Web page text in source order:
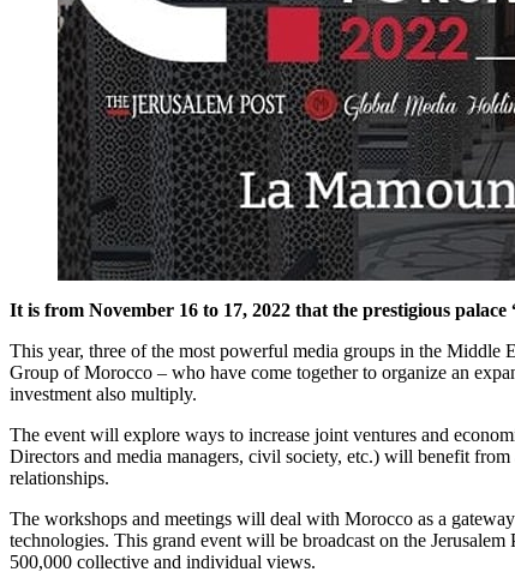
It is from November 16 to 17, 2022 that the prestigious
This year, three of the most powerful media groups in the
Group of Morocco – who have come together to organize an
investment also multiply.
The event will explore ways to increase joint ventures and
Directors and media managers, civil society, etc.) will benefit
relationships.
The workshops and meetings will deal with Morocco as a
technologies. This grand event will be broadcast on the
500,000 collective and individual views.